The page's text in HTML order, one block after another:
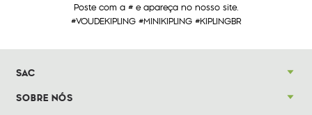
Poste com a # e apareça no nosso site.
#VOUDEKIPLING #MINIKIPLING #KIPLINGBR
SAC
SOBRE NÓS